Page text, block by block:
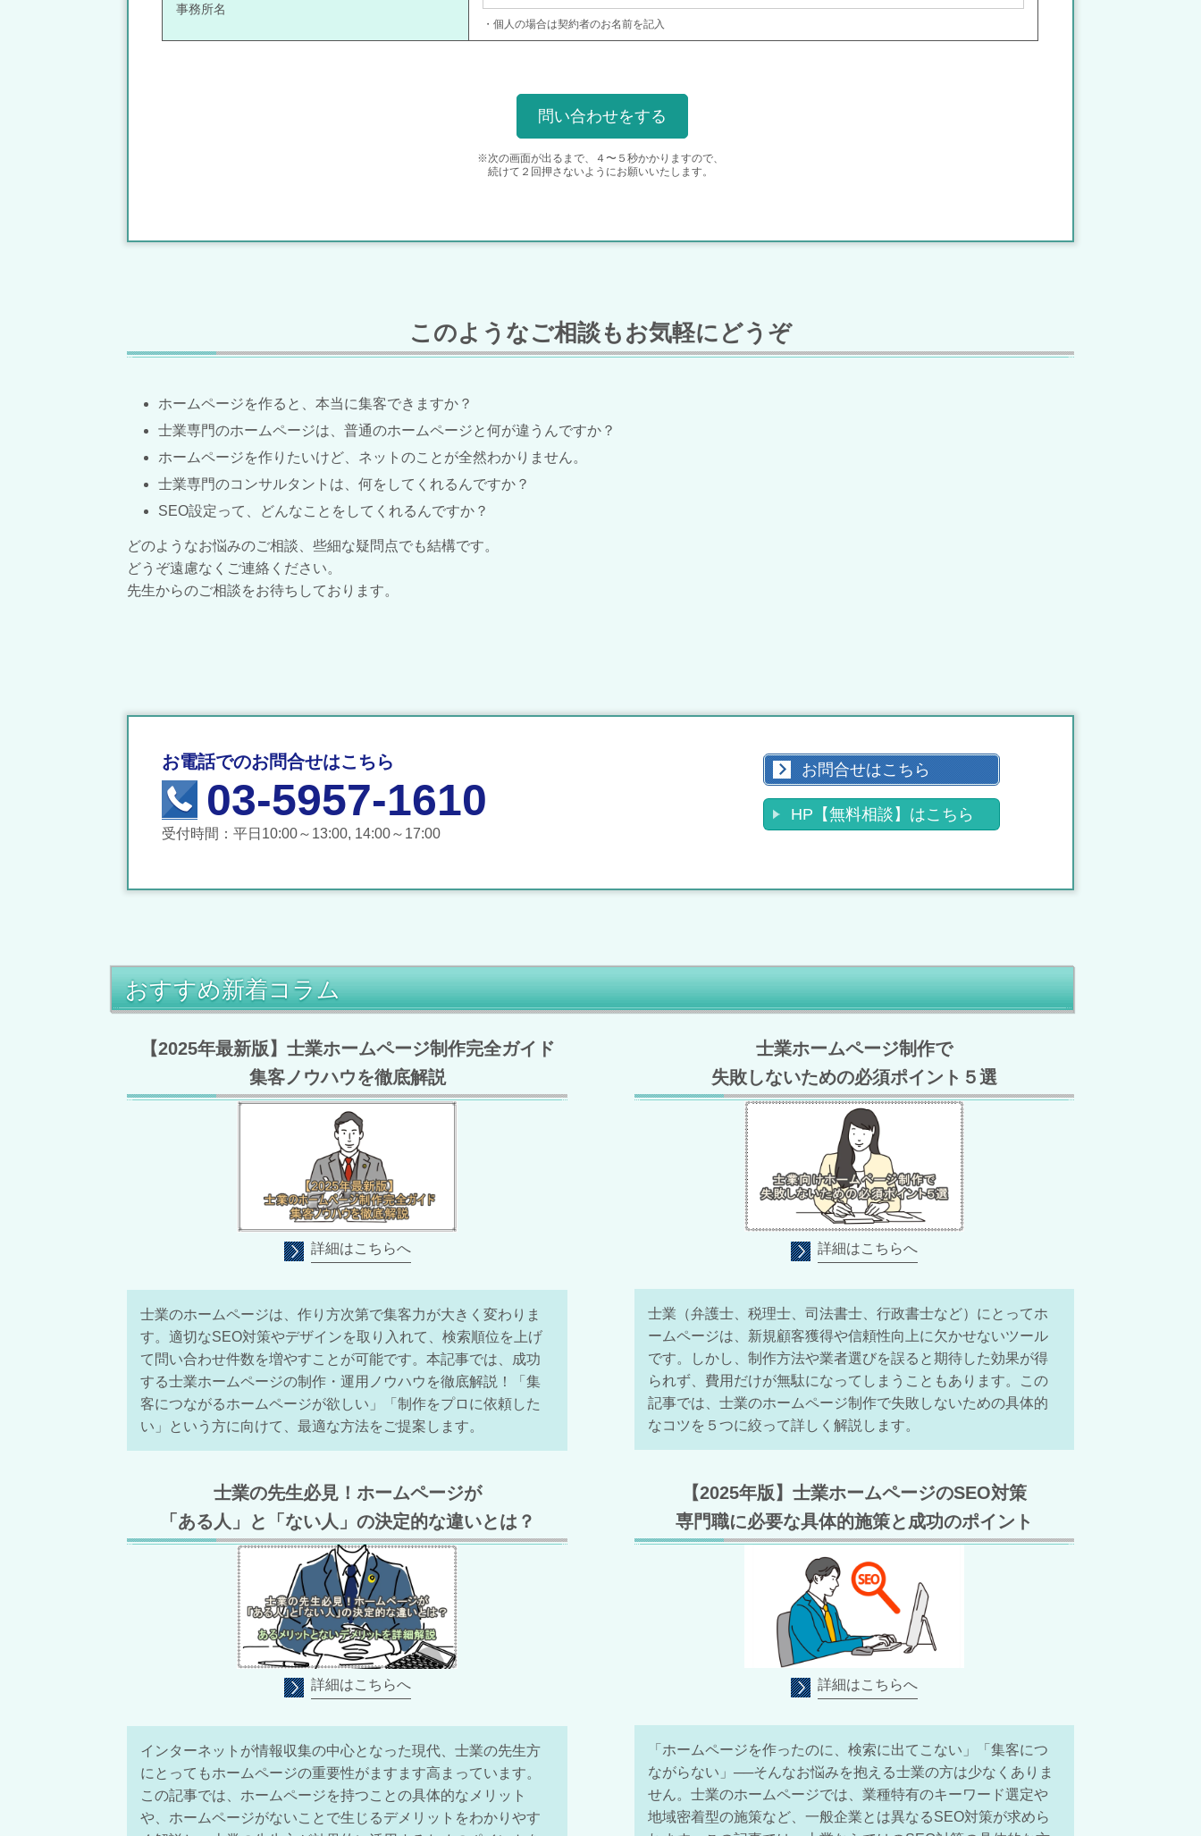
事務所名
・個人の場合は契約者のお名前を記入
※次の画面が出るまで、４〜５秒かかりますので、
続けて２回押さないようにお願いいたします。
このようなご相談もお気軽にどうぞ
ホームページを作ると、本当に集客できますか？
士業専門のホームページは、普通のホームページと何が違うんですか？
ホームページを作りたいけど、ネットのことが全然わかりません。
士業専門のコンサルタントは、何をしてくれるんですか？
SEO設定って、どんなことをしてくれるんですか？
どのようなお悩みのご相談、些細な疑問点でも結構です。
どうぞ遠慮なくご連絡ください。
先生からのご相談をお待ちしております。
お問合せはこちら
HP【無料相談】はこちら
お電話でのお問合せはこちら
03-5957-1610
受付時間：平日10:00～13:00, 14:00～17:00
おすすめ新着コラム
【2025年最新版】士業ホームページ制作完全ガイド
集客ノウハウを徹底解説
詳細はこちらへ
士業のホームページは、作り方次第で集客力が大きく変わりま
す。適切なSEO対策やデザインを取り入れて、検索順位を上げ
て問い合わせ件数を増やすことが可能です。本記事では、成功
する士業ホームページの制作・運用ノウハウを徹底解説！
「集
客につながるホームページが欲しい」「制作をプロに依頼した
い」という方に向けて、最適な方法をご提案します。
士業の先生必見！ホームページが
「ある人」と「ない人」の決定的な違いとは？
詳細はこちらへ
インターネットが情報収集の中心となった現代、士業の先生方
にとってもホームページの重要性がますます高まっています。
この記事では、ホームページを持つことの具体的なメリット
や、ホームページがないことで生じるデメリットをわかりやす
士業ホームページ制作で
失敗しないための必須ポイント５選
詳細はこちらへ
士業（弁護士、税理士、司法書士、行政書士など）にとってホ
ームページは、新規顧客獲得や信頼性向上に欠かせないツール
です。しかし、制作方法や業者選びを誤ると期待した効果が得
られず、費用だけが無駄になってしまうこともあります。
この
記事では、士業のホームページ制作で失敗しないための具体的
なコツを５つに絞って詳しく解説します。
【2025年版】士業ホームページのSEO対策
専門職に必要な具体的施策と成功のポイント
詳細はこちらへ
「ホームページを作ったのに、検索に出てこない」「集客につ
ながらない」 ──そんなお悩みを抱える士業の方は少なくありま
せん。士業のホームページでは、業種特有のキーワード選定や
地域密着型の施策など、一般企業とは異なるSEO対策が求めら